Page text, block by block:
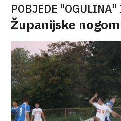
POBJEDE
Županijske